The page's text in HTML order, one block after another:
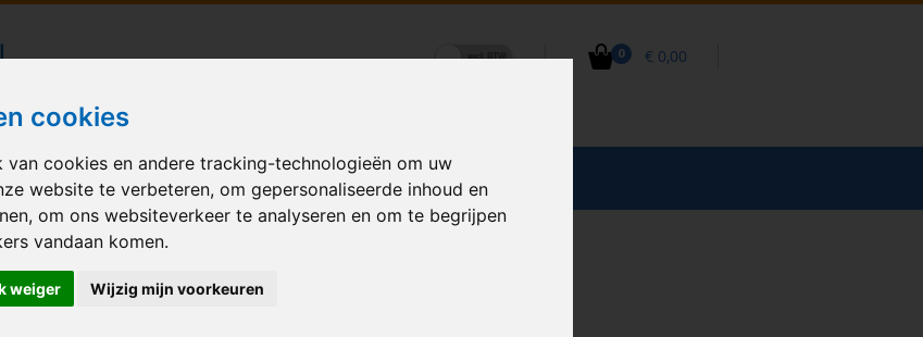
cookies
van cookies en andere tracking-technologieën om uw
website te verbeteren, om gepersonaliseerde inhoud en
om ons websiteverkeer te analyseren en om te begrijpen
vandaan komen.
weiger Wijzig mijn voorkeuren
0 € 0,00
bezorgd in heel Nederland
Rose-Gold Confetti 65
GELEGENHEID VERHUUR BEDRUKKEN ACCESSOIRES